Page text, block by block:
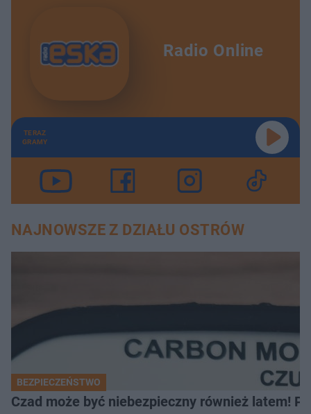
Radio Online
TERAZ
GRAMY
NAJNOWSZE Z DZIAŁU OSTRÓW
BEZPIECZEŃSTWO
Czad może być niebezpieczny również latem!